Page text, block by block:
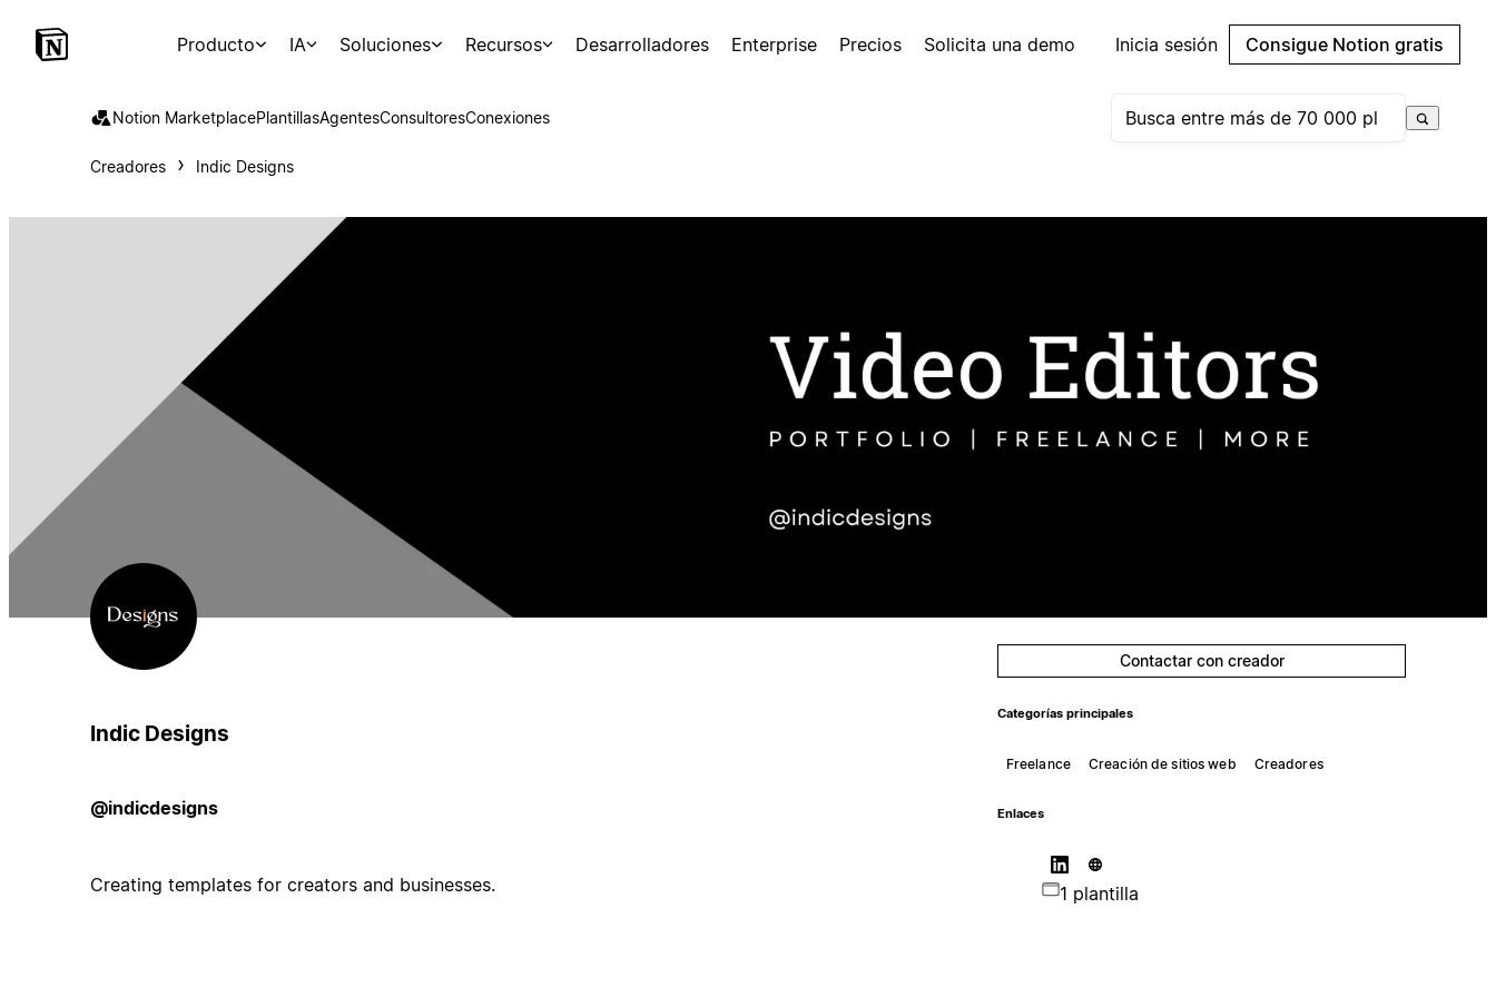
Producto IA Soluciones Recursos Desarrolladores Enterprise Precios Solicita una demo Inicia sesión Consigue Notion gratis
Notion MarketplacePlantillasAgentesConsultoresConexiones
Creadores Indic Designs
Indic Designs
@indicdesigns
Creating templates for creators and businesses.
Contactar con creador
Categorías principales
Freelance Creación de sitios web Creadores
Enlaces
1 plantilla